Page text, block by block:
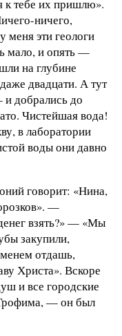
к тебе их пришлю».
ничего,
меня эти геологи
мало, и опять —
на глубине
двадцати. А тут
добрались до
Чистейшая вода!
в лаборатории
воды они давно
говорит: «Нина,
—
взять?» — «Мы
закупили,
отдашь,
Христа». Вскоре
и все городские
— он был